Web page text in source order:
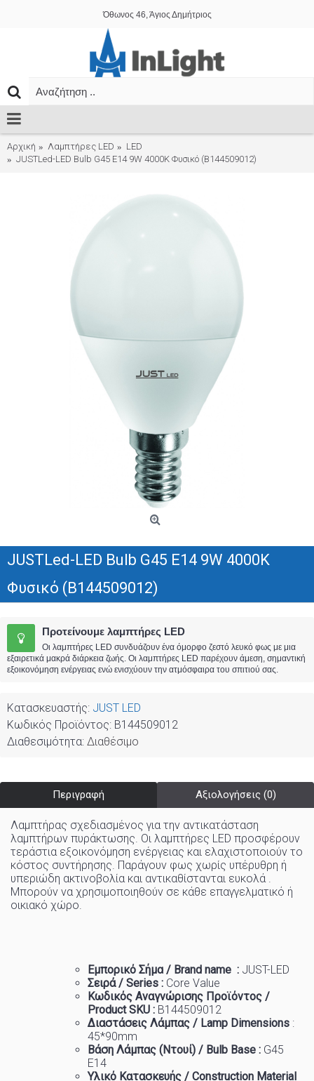
Όθωνος 46, Άγιος Δημήτριος
Αρχική Λαμπτήρες LED
LED
JUSTLed-LED Bulb G45 E14 9W 4000K Φυσικό (B144509012)
JUSTLed-LED Bulb G45 E14 9W 4000K
Φυσικό (B144509012)
Προτείνουμε λαμπτήρες LED
Οι λαμπτήρες LED συνδυάζουν ένα όμορφο ζεστό λευκό φως με μια
εξαιρετικά μακρά διάρκεια ζωής. Οι λαμπτήρες LED παρέχουν άμεση, σημαντική
εξοικονόμηση ενέργειας ενώ ενισχύουν την ατμόσφαιρα του σπιτιού σας.
Κατασκευαστής: JUST LED
Κωδικός Προϊόντος: B144509012
Διαθεσιμότητα: Διαθέσιμο
Περιγραφή Αξιολογήσεις (0)
Λαμπτήρας σχεδιασμένος για την αντικατάσταση
λαμπτήρων πυράκτωσης. Οι λαμπτήρες LED προσφέρουν
τεράστια εξοικονόμηση ενέργειας και ελαχιστοποιούν το
κόστος συντήρησης. Παράγουν φως χωρίς υπέρυθρη ή
υπεριώδη ακτινοβολία και αντικαθίστανται ευκολά .
Μπορούν να χρησιμοποιηθούν σε κάθε επαγγελματικό ή
οικιακό χώρo.
Εμπορικό Σήμα / Brand name : JUST-LED
Σειρά / Series : Core Value
Κωδικός Αναγνώρισης Προϊόντος /
Product SKU : B144509012
Διαστάσεις Λάμπας / Lamp Dimensions :
45*90mm
Βάση Λάμπας (Ντουί) / Bulb Base : G45
E14
Υλικό Κατασκευής / Construction Material